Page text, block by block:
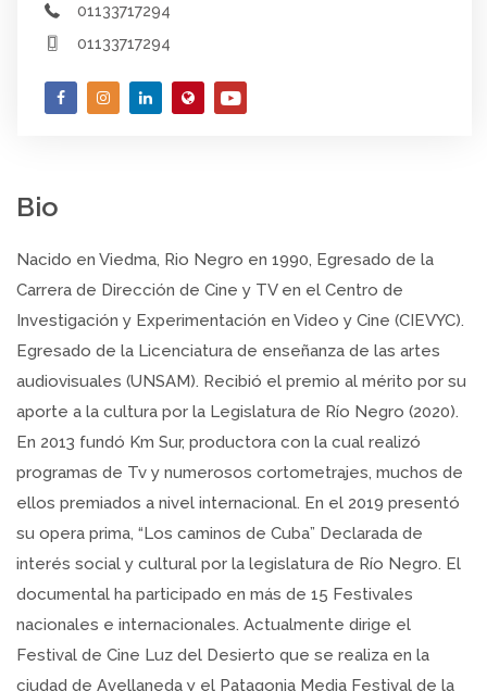
01133717294
01133717294
Bio
Nacido en Viedma, Rio Negro en 1990, Egresado de la
Carrera de Dirección de Cine y TV en el Centro de
Investigación y Experimentación en Video y Cine (CIEVYC).
Egresado de la Licenciatura de enseñanza de las artes
audiovisuales (UNSAM). Recibió el premio al mérito por su
aporte a la cultura por la Legislatura de Río Negro (2020).
En 2013 fundó Km Sur, productora con la cual realizó
programas de Tv y numerosos cortometrajes, muchos de
ellos premiados a nivel internacional. En el 2019 presentó
su opera prima, “Los caminos de Cuba” Declarada de
interés social y cultural por la legislatura de Río Negro. El
documental ha participado en más de 15 Festivales
nacionales e internacionales. Actualmente dirige el
Festival de Cine Luz del Desierto que se realiza en la
ciudad de Avellaneda y el Patagonia Media Festival de la